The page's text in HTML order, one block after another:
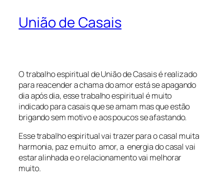
União de Casais
O trabalho espiritual de União de Casais é realizado
para reacender a chama do amor está se apagando
dia após dia, esse trabalho espiritual é muito
indicado para casais que se amam mas que estão
brigando sem motivo e aos poucos se afastando.
Esse trabalho espiritual vai trazer para o casal muita
harmonia, paz e muito amor, a energia do casal vai
estar alinhada e o relacionamento vai melhorar
muito.